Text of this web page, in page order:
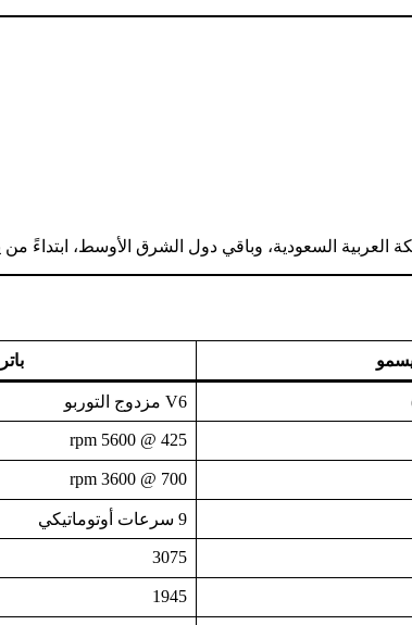
السعودية، وباقي دول الشرق الأوسط، ابتداءً من يوليو
V6 مزدوج التوربو
425 @ 5600 rpm
700 @ 3600 rpm
9 سرعات أوتوماتيكي
3075
1945